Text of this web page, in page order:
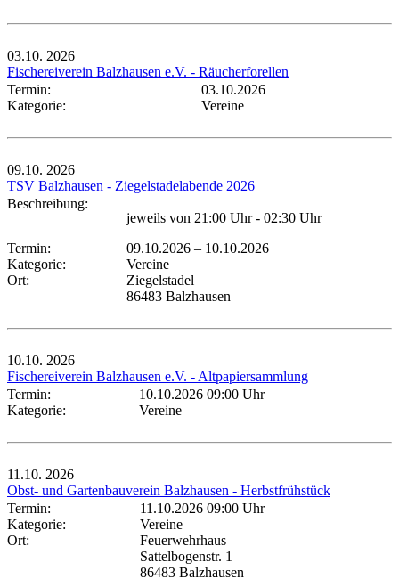
03.10. 2026
Fischereiverein Balzhausen e.V. - Räucherforellen
Termin:
03.10.2026
Kategorie:
Vereine
09.10. 2026
TSV Balzhausen - Ziegelstadelabende 2026
Beschreibung:
jeweils von 21:00 Uhr - 02:30 Uhr
Termin:
09.10.2026 – 10.10.2026
Kategorie:
Vereine
Ort:
Ziegelstadel
86483 Balzhausen
10.10. 2026
Fischereiverein Balzhausen e.V. - Altpapiersammlung
Termin:
10.10.2026 09:00 Uhr
Kategorie:
Vereine
11.10. 2026
Obst- und Gartenbauverein Balzhausen - Herbstfrühstück
Termin:
11.10.2026 09:00 Uhr
Kategorie:
Vereine
Ort:
Feuerwehrhaus
Sattelbogenstr. 1
86483 Balzhausen